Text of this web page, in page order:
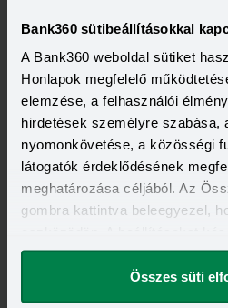
Bank360 sütibeállításokkal
A Bank360 weboldal sütiket
Honlapok megfelelő
elemzése, a felhasználói
hirdetések személyre szabása,
nyomonkövetése, a közösségi
látogatók érdeklődésének
meghatározása céljából. Az
gombra kattintva beleegyezel,
megváltoztathatod.
Összes süti
egyenesen a
Elolvastam és elfogadom
Csoport Adatkezelési
ÁSZF-ét